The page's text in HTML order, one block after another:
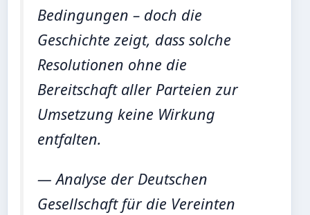
Bedingungen – doch die
Geschichte zeigt, dass solche
Resolutionen ohne die
Bereitschaft aller Parteien zur
Umsetzung keine Wirkung
entfalten.
— Analyse der Deutschen
Gesellschaft für die Vereinten